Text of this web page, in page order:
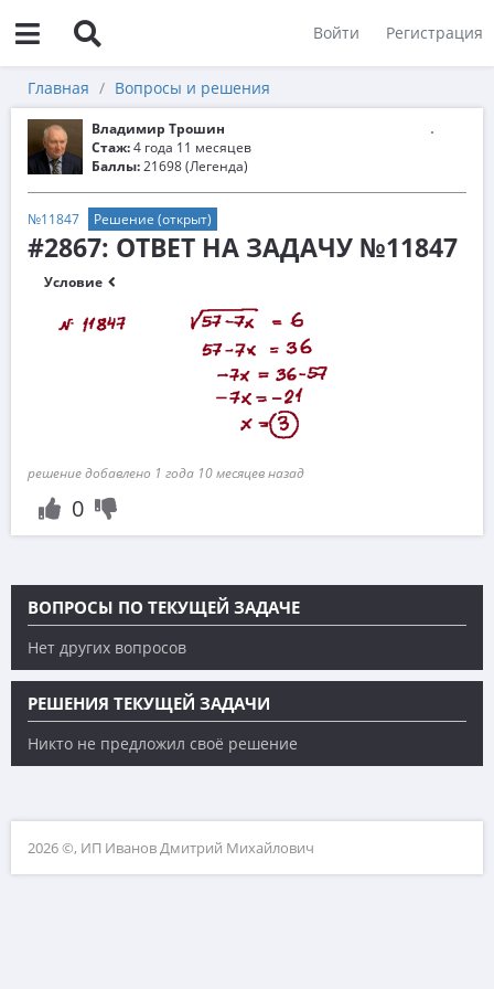
Войти Регистрация
Главная Вопросы и решения
Владимир Трошин
Стаж:4 года 11 месяцев
Баллы:21698 (Легенда)
№11847 Решение (открыт)
#2867: ОТВЕТ НА ЗАДАЧУ №11847
Условие
решение добавлено 1 года 10 месяцев назад
0
ВОПРОСЫ ПО ТЕКУЩЕЙ ЗАДАЧЕ
Нет других вопросов
РЕШЕНИЯ ТЕКУЩЕЙ ЗАДАЧИ
Никто не предложил своё решение
2026 ©, ИП Иванов Дмитрий Михайлович